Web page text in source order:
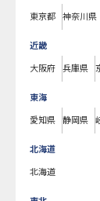
東京都 神奈川県
近畿
大阪府 兵庫県
東海
愛知県 静岡県
北海道
北海道